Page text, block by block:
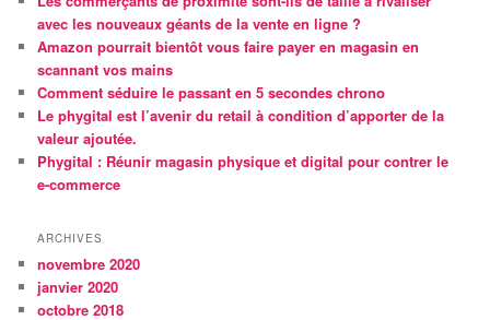
avec les nouveaux géants de la vente en ligne ?
Amazon pourrait bientôt vous faire payer en magasin en
scannant vos mains
Comment séduire le passant en 5 secondes chrono
Le phygital est l’avenir du retail à condition d’apporter de la
valeur ajoutée.
Phygital : Réunir magasin physique et digital pour contrer le
e-commerce
ARCHIVES
novembre 2020
janvier 2020
octobre 2018